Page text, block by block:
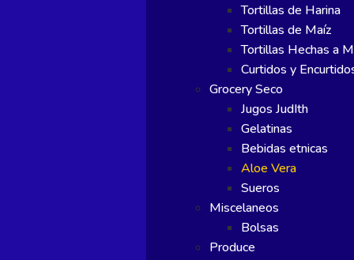
Tortillas de Harina
Tortillas de Maíz
Tortillas Hechas a
Curtidos y
Grocery Seco
Jugos JudIth
Gelatinas
Bebidas etnicas
Aloe Vera
Sueros
Miscelaneos
Bolsas
Produce